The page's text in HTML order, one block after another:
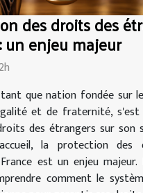
des droits des
un enjeu majeur
que nation fondée sur
et de fraternité, s'est
des étrangers sur son
la protection des
est un enjeu
comment le